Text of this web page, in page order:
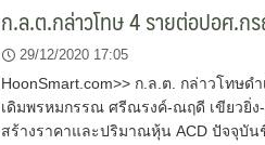
ก.ล.ต.กล่าวโทษ 4 รายต่อปอศ.
29/12/2020 17:05
HoonSmart.com>> ก.ล.ต. กล่าวโทษ
เดิมพรหมกรรณ ศรีณรงค์-ณฤดี เขียวยิ่
สร้างราคาและปริมาณหุ้น ACD ปัจจุบัน